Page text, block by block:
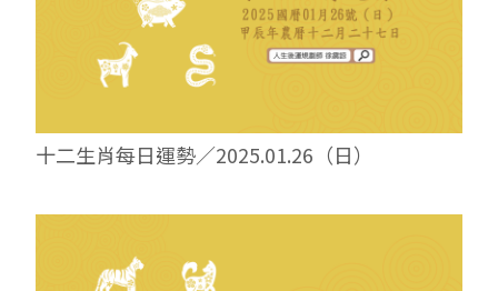
十二生肖每日運勢／2025.01.26（日）